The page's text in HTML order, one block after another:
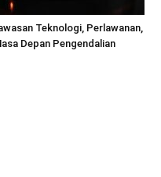
Teknologi, Perlawanan,
Depan Pengendalian